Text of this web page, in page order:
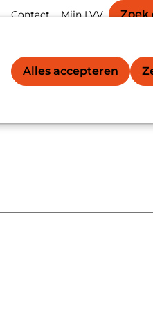
Alles accepteren
LVV-
Contact
Account
Mijn LVV Zoek